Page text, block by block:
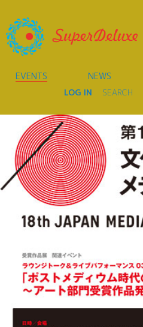
EVENTS NEWS
LOG IN SEARCH